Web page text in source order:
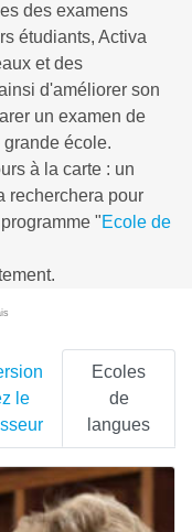
des examens
étudiants, Activa
et des
d'améliorer son
un examen de
école.
à la carte : un
recherchera pour
"Ecole de
le
Ecoles
de
langues